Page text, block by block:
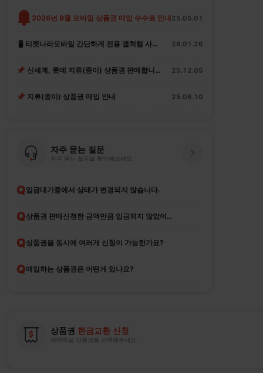
2026년 8월 모바일 상품권 매입 수수료 안내25.05.01
📱티켓나라모바일 간단하게 전용 앱처럼 사용하는 법 26.01.26
📌 신세계, 롯데 지류(종이) 상품권 판매합니다. 25.12.05
📌 지류(종이) 상품권 매입 안내 25.06.10
자주 묻는 질문
자주 묻는 질문을 확인해보세요.
Q입금대기중에서 상태가 변경되지 않습니다.
Q 상품권 판매신청한 금액만큼 입금되지 않았어요
Q상품권을 동시에 여러개 신청이 가능한가요?
Q매입하는 상품권은 어떤게 있나요?
상품권 현금교환 신청
판매하실 상품권을 선택해주세요.